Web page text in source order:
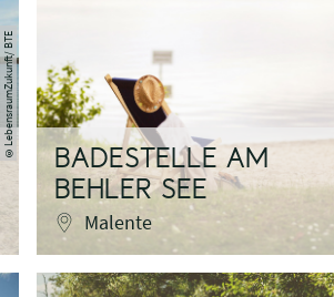
©
LebensraumZukunft/ BTE
BADESTELLE AM
BEHLER SEE
Malente